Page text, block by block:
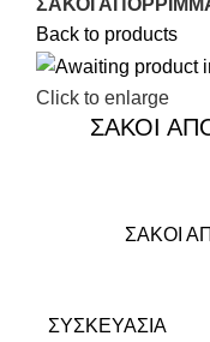
ΣΑΚΟΙ
Back to products
Click to enlarge
ΣΑΚΟΙ
ΣΑΚΟΙ
ΣΥΣΚΕΥΑΣΊΑ